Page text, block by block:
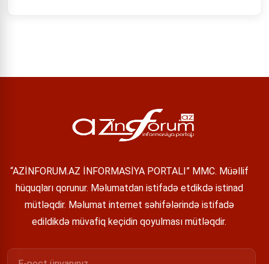
“AZİNFORUM.AZ İNFORMASİYA PORTALI” MMC. Müəllif
hüquqları qorunur. Məlumatdan istifadə etdikdə istinad
mütləqdir. Məlumat internet səhifələrində istifadə
edildikdə müvafiq keçidin qoyulması mütləqdir.